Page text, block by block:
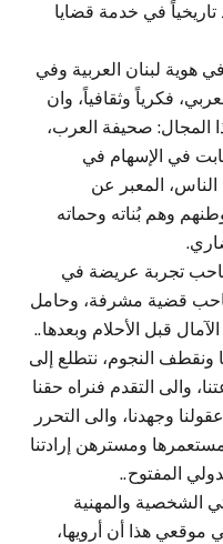
في خدمة قضايا
هوية لبنان العربية وفي
فكرياً وثقافياً، وان
المجال: صحيفة العرب،
في الإسهام في
المعبر عن
وهم بُناته وحماته
تجربة عريضة في
قضية مشرفة، وحامل
قبل الأحلام وبعدها..
ونقطف النجوم، نتطلع إلى
والى التقدم فنراه حقنا
وجهدنا، والى التحرر
ومسترهن إرادتنا
المفتوح..
الشخصية والمهنية
هذا أن أرويها،